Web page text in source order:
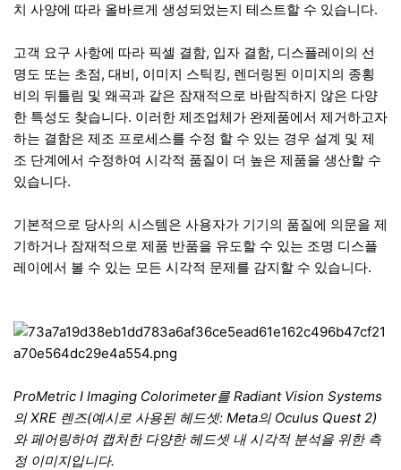
치 사양에 따라 올바르게 생성되었는지 테스트할 수 있습니다.
고객 요구 사항에 따라 픽셀 결함, 입자 결함, 디스플레이의 선
명도 또는 초점, 대비, 이미지 스틱킹, 렌더링된 이미지의 종횡
비의 뒤틀림 및 왜곡과 같은 잠재적으로 바람직하지 않은 다양
한 특성도 찾습니다. 이러한 제조업체가 완제품에서 제거하고자
하는 결함은 제조 프로세스를 수정 할 수 있는 경우 설계 및 제
조 단계에서 수정하여 시각적 품질이 더 높은 제품을 생산할 수
있습니다.
기본적으로 당사의 시스템은 사용자가 기기의 품질에 의문을 제
기하거나 잠재적으로 제품 반품을 유도할 수 있는 조명 디스플
레이에서 볼 수 있는 모든 시각적 문제를 감지할 수 있습니다.
ProMetric I Imaging Colorimeter를 Radiant Vision Systems
의 XRE 렌즈(예시로 사용된 헤드셋: Meta의 Oculus Quest 2)
와 페어링하여 캡처한 다양한 헤드셋 내 시각적 분석을 위한 측
정 이미지입니다.